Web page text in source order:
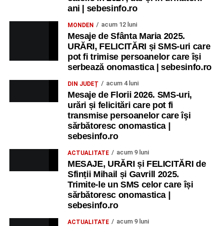
ani | sebesinfo.ro
MONDEN acum 12 luni
Mesaje de Sfânta Maria 2025.
URĂRI, FELICITĂRI și SMS-uri care
pot fi trimise persoanelor care își
serbează onomastica | sebesinfo.ro
DIN JUDEȚ acum 4 luni
Mesaje de Florii 2026. SMS-uri,
urări și felicitări care pot fi
transmise persoanelor care îşi
sărbătoresc onomastica |
sebesinfo.ro
ACTUALITATE acum 9 luni
MESAJE, URĂRI și FELICITĂRI de
Sfinții Mihail și Gavrill 2025.
Trimite-le un SMS celor care își
sărbătoresc onomastica |
sebesinfo.ro
ACTUALITATE acum 9 luni